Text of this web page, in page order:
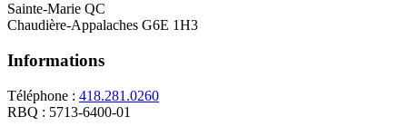
Sainte-Marie QC
Chaudière-Appalaches G6E 1H3
Informations
Téléphone : 418.281.0260
RBQ : 5713-6400-01